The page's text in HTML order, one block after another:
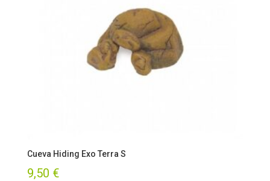
Cueva Hiding Exo Terra S
9,50 €